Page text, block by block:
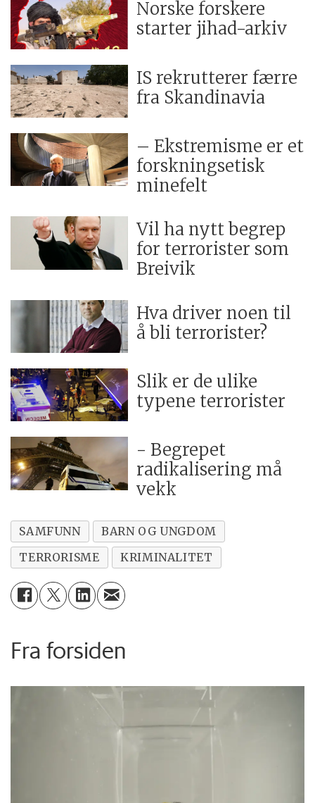
Norske forskere
starter jihad-arkiv
IS rekrutterer færre
fra Skandinavia
– Ekstremisme er et
forskningsetisk
minefelt
Vil ha nytt begrep
for terrorister som
Breivik
Hva driver noen til
å bli terrorister?
Slik er de ulike
typene terrorister
- Begrepet
radikalisering må
vekk
SAMFUNN
BARN OG UNGDOM
TERRORISME
KRIMINALITET
Fra forsiden